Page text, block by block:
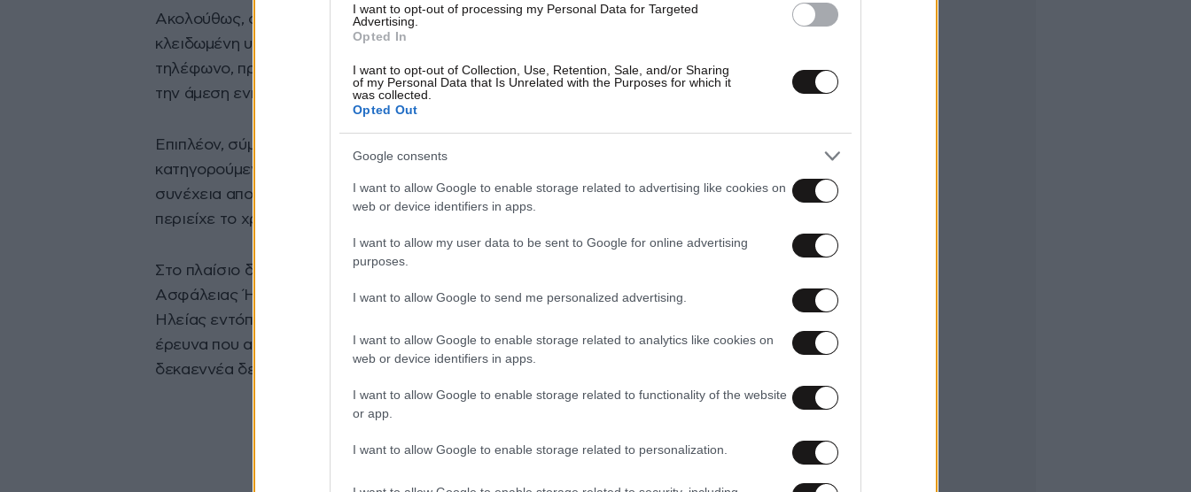
I want to opt-out of processing my Personal Data for Targeted
Advertising.
Opted In
I want to opt-out of Collection, Use, Retention, Sale, and/or Sharing
of my Personal Data that Is Unrelated with the Purposes for which it
was collected.
Opted Out
Google consents
I want to allow Google to enable storage related to advertising like cookies on
web or device identifiers in apps.
I want to allow my user data to be sent to Google for online advertising
purposes.
I want to allow Google to send me personalized advertising.
I want to allow Google to enable storage related to analytics like cookies on
web or device identifiers in apps.
I want to allow Google to enable storage related to functionality of the website
or app.
I want to allow Google to enable storage related to personalization.
Ακολούθως, ο κατηγορούμενος την κατακράτησε παράνομα στην οικία τους
κλειδωμένη υπό την αυστηρή επίβλεψη του, ενώ αφαίρεσε το κινητό της
τηλέφωνο, προκειμένου να την αποτρέψει από την παροχή πρώτων βοηθειών και
την άμεση ενημέρωση των αστυνομικών αρχών.
Επιπλέον, σύμφωνα με την καταγγελία της γυναίκας, την Τετάρτη νωρίς το πρωί, ο
κατηγορούμενος εκμεταλλευόμενος αδυναμία αντίδρασης της, τη βίασε, ενώ στη
συνέχεια αποχώρησε από την οικία τους, αφαιρώντας το πορτοφόλι της, που
περιείχε το χρηματικό ποσό των 350 ευρώ.
Στο πλαίσιο διερεύνησης των καταγγελομένων οι αστυνομικοί του Τμήματος
Ασφάλειας Ήλιδας και της Ειδικής Ομάδας Ελέγχων της Διεύθυνσης Αστυνομίας
Ηλείας εντόπισαν τον κατηγορούμενο στην οικία του και τον συνέλαβαν. Σε
έρευνα που ακολούθησε στην οικία του συλληφθέντα βρήκαν και κατέσχεσαν
δεκαεννέα δενδρύλλια κάνναβης, που καλλιεργούσε σε ισάριθμες γλάστρες».